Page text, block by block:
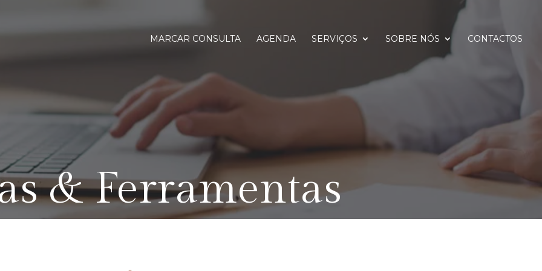
MARCAR CONSULTA AGENDA SERVIÇOS SOBRE NÓS CONTACTOS
& Ferramentas